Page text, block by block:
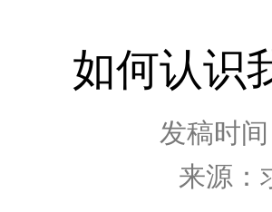
如何认识
发稿时
来源：